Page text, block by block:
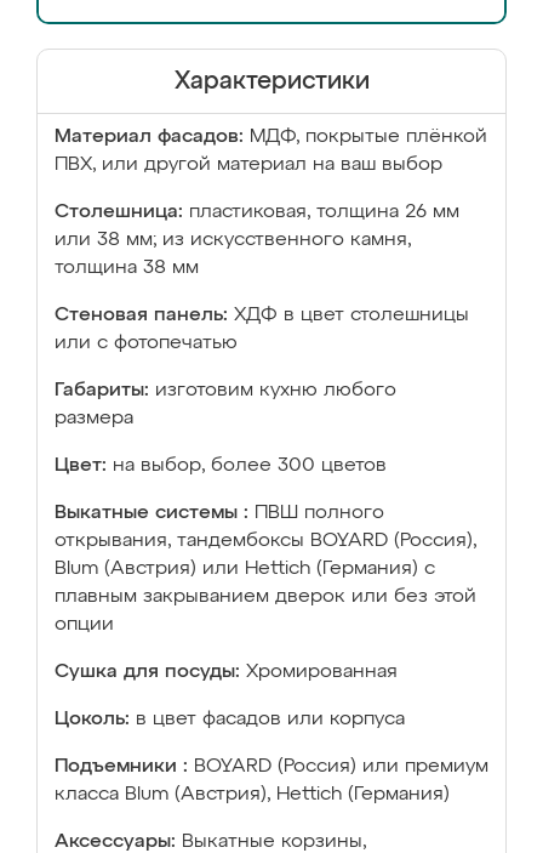
Характеристики
Материал фасадов: МДФ, покрытые плёнкой
ПВХ, или другой материал на ваш выбор
Столешница: пластиковая, толщина 26 мм
или 38 мм; из искусственного камня,
толщина 38 мм
Стеновая панель: ХДФ в цвет столешницы
или с фотопечатью
Габариты: изготовим кухню любого
размера
Цвет: на выбор, более 300 цветов
Выкатные системы :
ПВШ полного
открывания, тандембоксы BOYARD (Россия),
Blum (Австрия) или Hettich (Германия) с
плавным закрыванием дверок или без этой
опции
Сушка для посуды: Хромированная
Цоколь: в цвет фасадов или корпуса
Подъемники : BOYARD (Россия) или премиум
класса Blum (Австрия), Hettich (Германия)
Аксессуары: Выкатные корзины,